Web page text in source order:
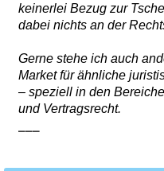
keinerlei Bezug zur
dabei nichts an der
Gerne stehe ich auch
Market für ähnliche
– speziell in den
und Vertragsrecht.